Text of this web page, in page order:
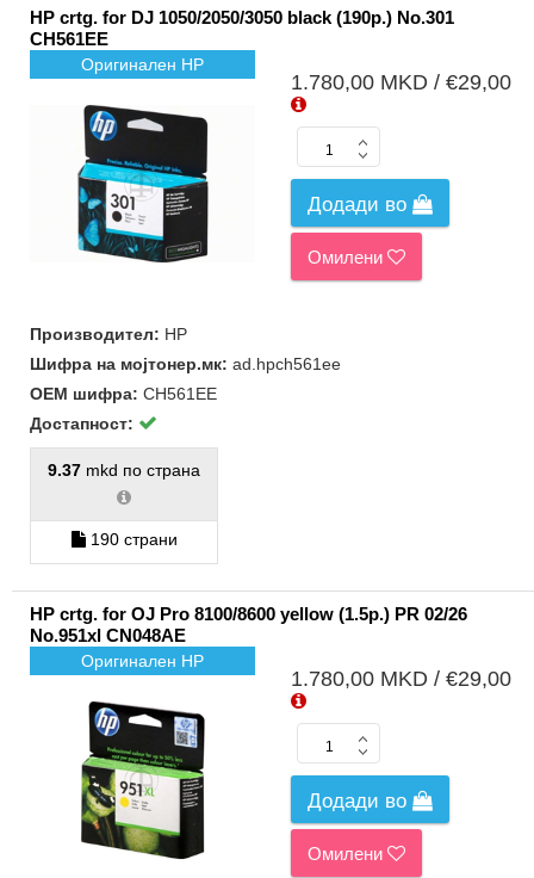
HP crtg. for DJ 1050/2050/3050 black (190p.) No.301
CH561EE
Оригинален HP
1.780,00 MKD / €29,00
Додади во
Омилени
Производител: HP
Шифра на мојтонер.мк: ad.hpch561ee
ОЕМ шифра: CH561EE
Достапност:
9.37 mkd по страна
190 страни
HP crtg. for OJ Pro 8100/8600 yellow (1.5p.) PR 02/26
No.951xl CN048AE
Оригинален HP
1.780,00 MKD / €29,00
Додади во
Омилени